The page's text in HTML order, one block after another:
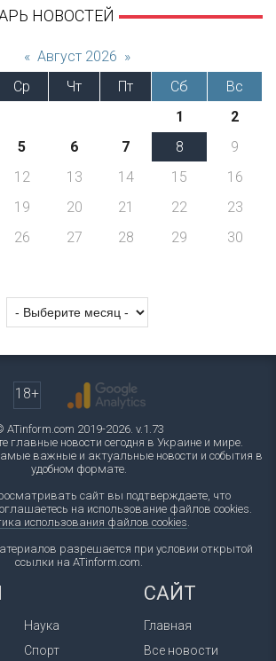
НОВОСТЕЙ
« Август 2026 »
Ср Чт Пт Сб
Вс
1
2
5 6 7 8
9
12 13 14 15
16
19 20 21 22
23
26 27 28 29
30
18+
ATinform.com 2019-2026. v.1.73
главные новости сегодня в Украине и мире.
важные и актуальные новости и события в
удобном формате.
сайт вы подтверждаете, что
на использование файлов cookies.
использования файлов cookies.
разрешается при условии открытой
ссылки на ATinform.com.
Наука
Спорт
САЙТ
Главная
Все новости